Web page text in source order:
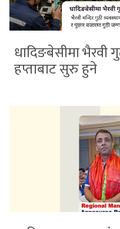
धादिङबेसीमा भैरवी
हप्ताबाट सुरु हुने